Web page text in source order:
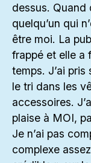
dessus. Quand
quelqu’un qui
être moi. La
frappé et elle a
temps. J’ai
le tri dans les
accessoires.
plaise à MOI,
Je n’ai pas
complexe